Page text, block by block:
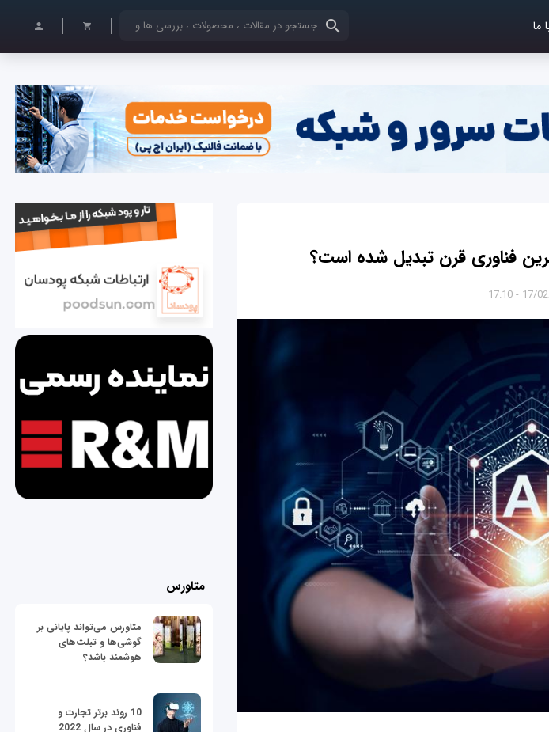
ما کلمات کلیدی خود را وارد کنید
فناوری قرن تبدیل شده است؟
17/02/
متاورس
متاورس می‌تواند پایانی بر
گوشی‌ها و تبلت‌های
هوشمند باشد؟
10 روند برتر تجارت و
فناوری در سال 2022